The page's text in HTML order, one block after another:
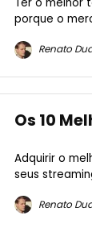
Ter o melhor
porque o
Renato
Os 10
Adquirir o
seus
Renato